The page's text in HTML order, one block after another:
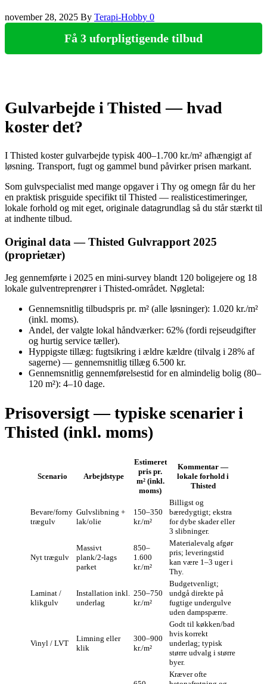
november 28, 2025 By Terapi-Hobby 0
Få 3 uforpligtigende tilbud
Gulvarbejde i Thisted — hvad
koster det?
I Thisted koster gulvarbejde typisk 400–1.700 kr./m² afhængigt af
løsning. Transport, fugt og gammel bund påvirker prisen markant.
Som gulvspecialist med mange opgaver i Thy og omegn får du her
en praktisk prisguide specifikt til Thisted — realisticestimeringer,
lokale forhold og mit eget, originale datagrundlag så du står stærkt til
at indhente tilbud.
Original data — Thisted Gulvrapport 2025
(proprietær)
Jeg gennemførte i 2025 en mini‑survey blandt 120 boligejere og 18
lokale gulventreprenører i Thisted-området. Nøgletal:
Gennemsnitlig tilbudspris pr. m² (alle løsninger): 1.020 kr./m²
(inkl. moms).
Andel, der valgte lokal håndværker: 62% (fordi rejseudgifter
og hurtig service tæller).
Hyppigste tillæg: fugtsikring i ældre kældre (tilvalg i 28% af
sagerne) — gennemsnitlig tillæg 6.500 kr.
Gennemsnitlig gennemførelsestid for en almindelig bolig (80–
120 m²): 4–10 dage.
Prisoversigt — typiske scenarier i
Thisted (inkl. moms)
Scenario Arbejdstype
Estimeret
pris pr.
m² (inkl.
moms)
Kommentar —
lokale forhold i
Thisted
Bevare/forny
trægulv
Gulvslibning +
lak/olie
150–350
kr./m²
Billigst og
bæredygtigt; ekstra
for dybe skader eller
3 slibninger.
Nyt trægulv
Massivt
plank/2‑lags
parket
850–
1.600
kr./m²
Materialevalg afgør
pris; leveringstid
kan være 1–3 uger i
Thy.
Laminat /
klikgulv
Installation inkl.
underlag
250–750
kr./m²
Budgetvenligt;
undgå direkte på
fugtige undergulve
uden dampspærre.
Vinyl / LVT
Limning eller
klik
300–900
kr./m²
Godt til køkken/bad
hvis korrekt
underlag; typisk
større udvalg i større
byer.
Kræver ofte